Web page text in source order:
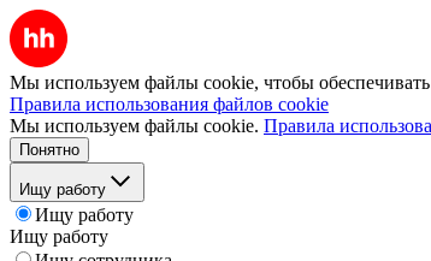
Мы используем файлы cookie, чтобы
Правила использования файлов cookie
Мы используем файлы cookie. Правила
Понятно
Ищу работу
Ищу работу
Ищу работу